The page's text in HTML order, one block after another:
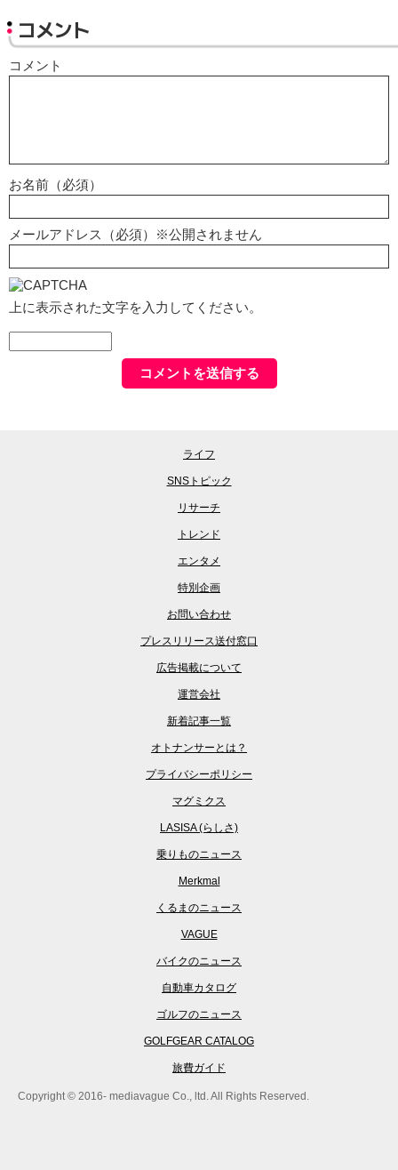
コメント
コメント
お名前（必須）
メールアドレス（必須）※公開されません
上に表示された文字を入力してください。
ライフ
SNSトピック
リサーチ
トレンド
エンタメ
特別企画
お問い合わせ
プレスリリース送付窓口
広告掲載について
運営会社
新着記事一覧
オトナンサーとは？
プライバシーポリシー
マグミクス
LASISA (らしさ)
乗りものニュース
Merkmal
くるまのニュース
VAGUE
バイクのニュース
自動車カタログ
ゴルフのニュース
GOLFGEAR CATALOG
旅費ガイド
Copyright © 2016- mediavague Co., ltd. All Rights Reserved.